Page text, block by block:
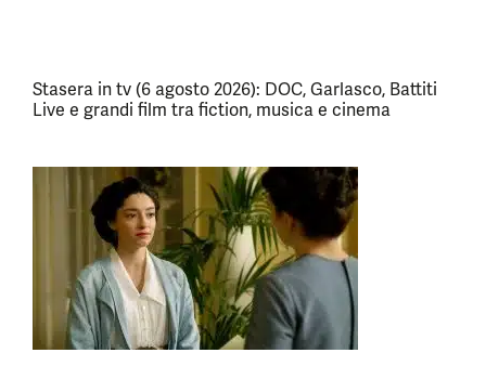
Stasera in tv (6 agosto 2026): DOC, Garlasco, Battiti
Live e grandi film tra fiction, musica e cinema